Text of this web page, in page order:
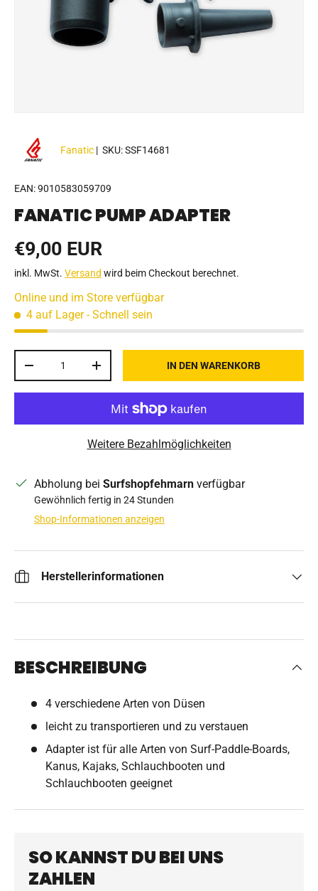
Fanatic | SKU:SSF14681
EAN:9010583059709
FANATIC PUMP ADAPTER
Normaler Preis
€9,00 EUR
inkl. MwSt. Versand wird beim Checkout berechnet.
Online und im Store verfügbar
4 auf Lager - Schnell sein
MENGE VERRINGERNMENGE ERHÖHENIN DEN WARENKORB
Weitere Bezahlmöglichkeiten
Abholung bei Surfshopfehmarn verfügbar
Gewöhnlich fertig in 24 Stunden
Shop-Informationen anzeigen
Herstellerinformationen
BESCHREIBUNG
4 verschiedene Arten von Düsen
leicht zu transportieren und zu verstauen
Adapter ist für alle Arten von Surf-Paddle-Boards,
Kanus, Kajaks, Schlauchbooten und
Schlauchbooten geeignet
SO KANNST DU BEI UNS
ZAHLEN